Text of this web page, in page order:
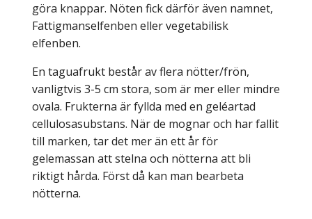
göra knappar. Nöten fick därför även namnet,
Fattigmanselfenben eller vegetabilisk
elfenben.
En taguafrukt består av flera nötter/frön,
vanligtvis 3-5 cm stora, som är mer eller mindre
ovala. Frukterna är fyllda med en geléartad
cellulosasubstans. När de mognar och har fallit
till marken, tar det mer än ett år för
gelemassan att stelna och nötterna att bli
riktigt hårda. Först då kan man bearbeta
nötterna.